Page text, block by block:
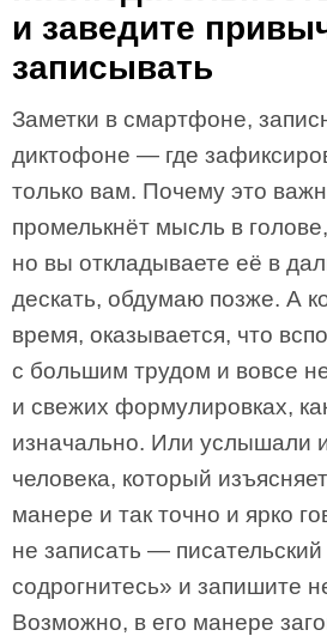
и заведите
записывать
Заметки в смартфоне,
диктофоне — где
только вам. Почему это
промелькнёт мысль в голове,
но вы откладываете её в
дескать, обдумаю позже. А
время, оказывается, что
с большим трудом и вовсе
и свежих формулировках,
изначально. Или услышали
человека, который
манере и так точно и ярко
не записать — писательский
содрогнитесь» и запишите
Возможно, в его манере